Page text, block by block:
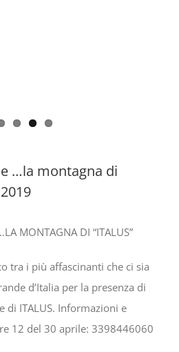
…la montagna di
MONTAGNA DI “ITALUS”
tra i più affascinanti che ci sia
d’Italia per la presenza di
ITALUS. Informazioni e
12 del 30 aprile: 3398446060